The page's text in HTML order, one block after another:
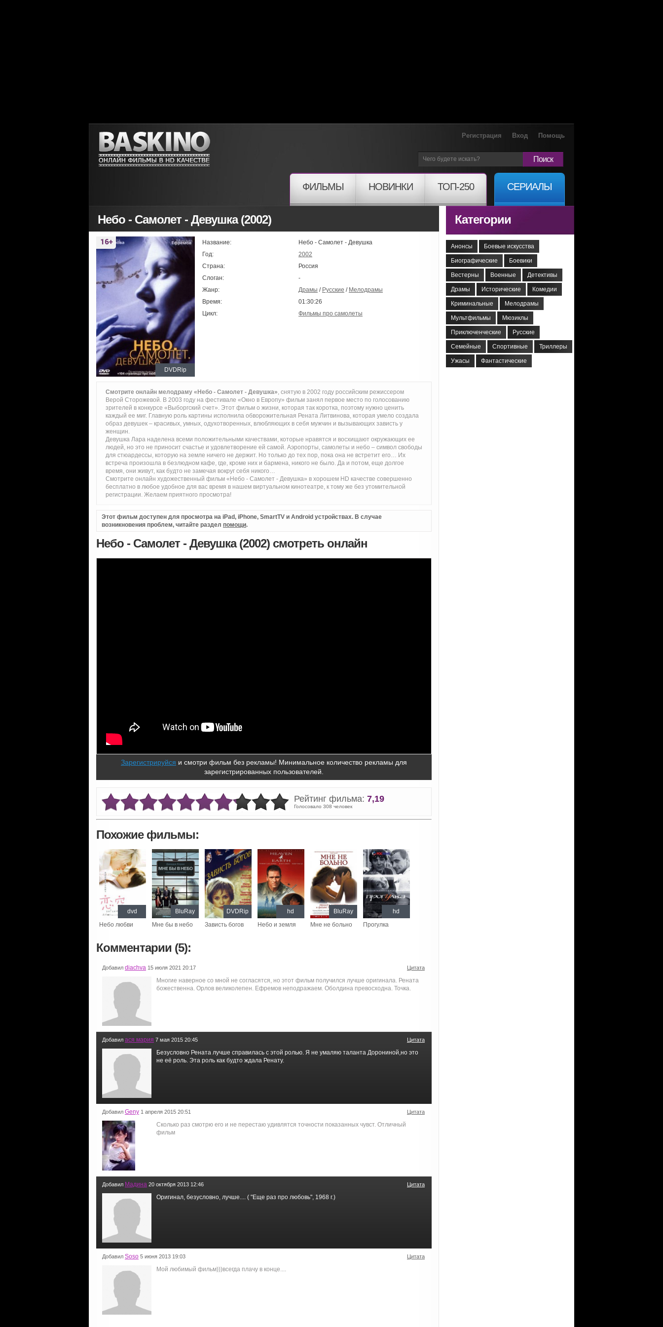
Регистрация Вход Помощь
Поиск
ФИЛЬМЫ НОВИНКИ ТОП-250 СЕРИАЛЫ
Небо - Самолет - Девушка (2002)
DVDRip
Название:
Небо - Самолет - Девушка
Год:
2002
Страна:
Россия
Слоган:
-
Жанр:
Драмы / Русские / Мелодрамы
Время:
01:30:26
Цикл:
Фильмы про самолеты
Смотрите онлайн мелодраму «Небо - Самолет - Девушка» , снятую в 2002 году российским режиссером
Верой Сторожевой. В 2003 году на фестивале «Окно в Европу» фильм занял первое место по голосованию
зрителей в конкурсе «Выборгский счет». Этот фильм о жизни, которая так коротка, поэтому нужно ценить
каждый ее миг. Главную роль картины исполнила обворожительная Рената Литвинова, которая умело создала
образ девушек – красивых, умных, одухотворенных, влюбляющих в себя мужчин и вызывающих зависть у
женщин.
Девушка Лара наделена всеми положительными качествами, которые нравятся и восхищают окружающих ее
людей, но это не приносит счастье и удовлетворение ей самой. Аэропорты, самолеты и небо – символ свободы
для стюардессы, которую на земле ничего не держит. Но только до тех пор, пока она не встретит его… Их
встреча произошла в безлюдном кафе, где, кроме них и бармена, никого не было. Да и потом, еще долгое
время, они живут, как будто не замечая вокруг себя никого…
Смотрите онлайн художественный фильм «Небо - Самолет - Девушка» в хорошем HD качестве совершенно
бесплатно в любое удобное для вас время в нашем виртуальном кинотеатре, к тому же без утомительной
регистрации. Желаем приятного просмотра!
Этот фильм доступен для просмотра на iPad, iPhone, SmartTV и Android устройствах. В случае
возникновения проблем, читайте раздел помощи.
Небо - Самолет - Девушка (2002) смотреть онлайн
Зарегистрируйся и смотри фильм без рекламы! Минимальное количество рекламы для
зарегистрированных пользователей.
Рейтинг фильма: 7,19
Голосовало 308 человек
Похожие фильмы:
Небо любви
dvd
Мне бы в небо
BluRay
Зависть богов
DVDRip
Небо и земля
hd
Мне не больно
BluRay
Прогулка
hd
Комментарии (5):
Добавил diachva 15 июля 2021 20:17 Цитата
Многие наверное со мной не согласятся, но этот фильм получился лучше оригинала. Рената
божественна. Орлов великолепен. Ефремов неподражаем. Оболдина превосходна. Точка.
Добавил ася мария 7 мая 2015 20:45 Цитата
Безусловно Рената лучше справилась с этой ролью. Я не умаляю таланта Дорониной,но это
не её роль. Эта роль как будто ждала Ренату.
Добавил Geny 1 апреля 2015 20:51 Цитата
Сколько раз смотрю его и не перестаю удивлятся точности показанных чувст. Отличный
фильм
Добавил Мадина 20 октября 2013 12:46 Цитата
Оригинал, безусловно, лучше.... ( "Еще раз про любовь", 1968 г.)
Добавил Soso 5 июня 2013 19:03 Цитата
Мой любимый фильм)))всегда плачу в конце....
Категории
Анонсы Боевые искусства
Биографические Боевики
Вестерны Военные Детективы
Драмы Исторические Комедии
Криминальные Мелодрамы
Мультфильмы Мюзиклы
Приключенческие Русские
Семейные Спортивные Триллеры
Ужасы Фантастические